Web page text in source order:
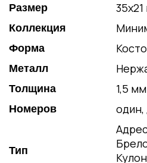
Размер
Коллекция
Форма
Металл
Толщина 1,5 мм
Номеров один,
Тип